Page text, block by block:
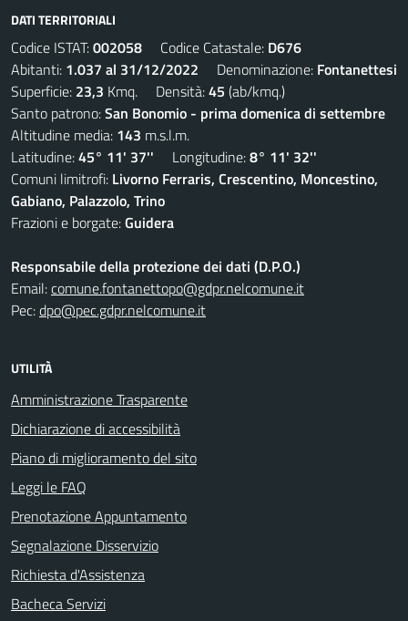
DATI TERRITORIALI
Codice ISTAT:002058 Codice Catastale: D676
Abitanti: 1.037 al 31/12/2022 Denominazione: Fontanettesi
Superficie: 23,3 Kmq. Densità:45 (ab/kmq.)
Santo patrono:San Bonomio - prima domenica di settembre
Altitudine media: 143 m.s.l.m.
Latitudine:45° 11' 37'' Longitudine:8° 11' 32''
Comuni limitrofi: Livorno Ferraris, Crescentino, Moncestino,
Gabiano, Palazzolo, Trino
Frazioni e borgate:Guidera
Responsabile della protezione dei dati (D.P.O.)
Email:comune.fontanettopo@gdpr.nelcomune.it
Pec:dpo@pec.gdpr.nelcomune.it
UTILITÀ
Amministrazione Trasparente
Dichiarazione di accessibilità
Piano di miglioramento del sito
Leggi le FAQ
Prenotazione Appuntamento
Segnalazione Disservizio
Richiesta d'Assistenza
Bacheca Servizi